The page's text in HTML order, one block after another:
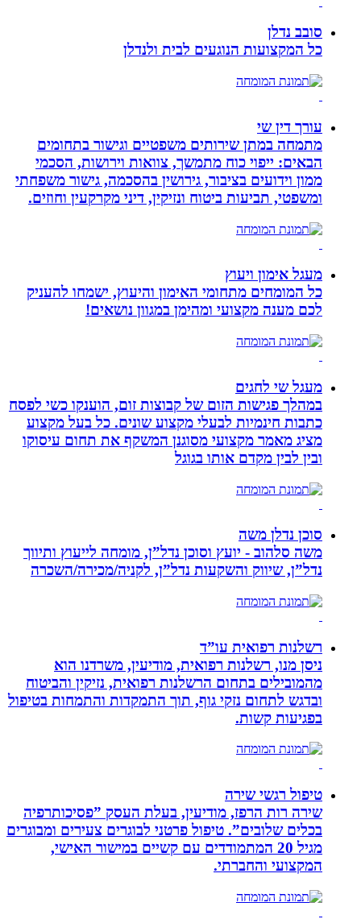
סובב נדלן
כל המקצועות הנוגעים לבית ולנדלן
עורך דין שי
מתמחה במתן שירותים משפטיים וגישור בתחומים
הבאים: ייפוי כוח מתמשך, צוואות וירושות, הסכמי
ממון וידועים בציבור, גירושין בהסכמה, גישור משפחתי
ומשפטי, תביעות ביטוח ונזיקין, דיני מקרקעין וחוזים.
מעגל אימון ויעוץ
כל המומחים מתחומי האימון והיעוץ, ישמחו להעניק
לכם מענה מקצועי ומהימן במגוון נושאים!
מעגל שי לחגים
במהלך פגישות הזום של קבוצות זום, הוענקו כשי לפסח
כתבות חינמיות לבעלי מקצוע שונים. כל בעל מקצוע
מציג מאמר מקצועי מסוגנן המשקף את תחום עיסוקו
ובין לבין מקדם אותו בגוגל
סוכן נדלן משה
משה סלהוב - יועץ וסוכן נדל”ן, מומחה לייעוץ ותיווך
נדל”ן, שיווק והשקעות נדל”ן, לקניה/מכירה/השכרה
רשלנות רפואית עו”ד
ניסן מנו, רשלנות רפואית, מודיעין, משרדנו הוא
מהמובילים בתחום הרשלנות רפואית, נזיקין והביטוח
ובדגש לתחום נזקי גוף, תוך התמקדות והתמחות בטיפול
בפגיעות קשות.
טיפול רגשי שירה
שירה רות הרפז, מודיעין, בעלת העסק ”פסיכותרפיה
בכלים שלובים”. טיפול פרטני לבוגרים צעירים ומבוגרים
מגיל 20 המתמודדים עם קשיים במישור האישי,
המקצועי והחברתי.